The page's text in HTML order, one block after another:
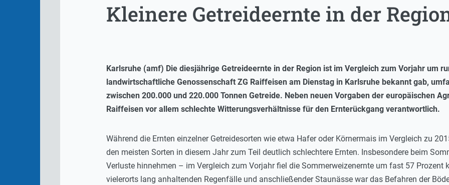
Kleinere Getreideernte in der
Karlsruhe (amf) Die diesjährige Getreideernte in der Region ist im Vergleich zum Vorjahr um
landwirtschaftliche Genossenschaft ZG Raiffeisen am Dienstag in Karlsruhe bekannt gab,
zwischen 200.000 und 220.000 Tonnen Getreide. Neben neuen Vorgaben der europäischen
Raiffeisen vor allem schlechte Witterungsverhältnisse für den Ernterückgang verantwortlich.
Während die Ernten einzelner Getreidesorten wie etwa Hafer oder Körnermais im Vergleich zu
den meisten Sorten in diesem Jahr zum Teil deutlich schlechtere Ernten. Insbesondere beim
Verluste hinnehmen – im Vergleich zum Vorjahr fiel die Sommerweizenernte um fast 57 Prozent
vielerorts lang anhaltenden Regenfälle und anschließender Staunässe war das Befahren der